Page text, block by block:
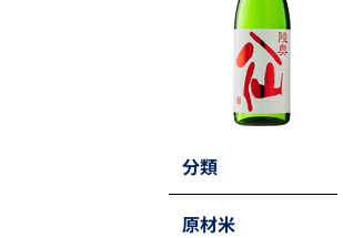
分類
原材米